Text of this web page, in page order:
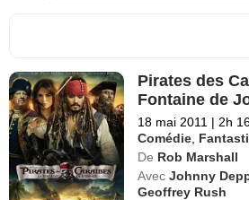
Pirates des
Fontaine de
18 mai 2011 | 2h
Comédie
De Rob Marshall
Avec Johnny
Geoffrey Rush